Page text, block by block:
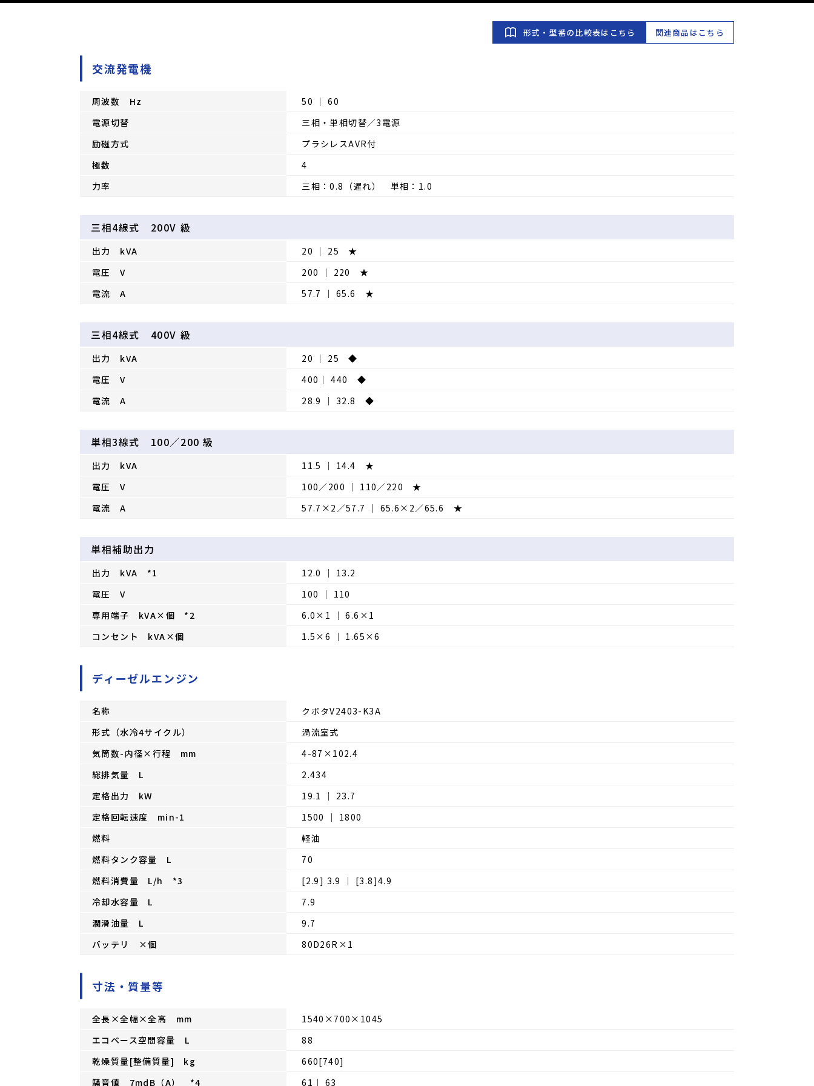
形式・型番の比較表はこちら 関連商品はこちら
交流発電機
周波数 Hz
50 │ 60
電源切替
三相・単相切替／3電源
励磁方式
プラシレスAVR付
極数
4
力率
三相：0.8（遅れ） 単相：1.0
三相4線式 200V 級
出力 kVA
20 │ 25 ★
電圧 V
200 │ 220 ★
電流 A
57.7 │ 65.6 ★
三相4線式 400V 級
出力 kVA
20 │ 25 ◆
電圧 V
400│ 440 ◆
電流 A
28.9 │ 32.8 ◆
単相3線式 100／200 級
出力 kVA
11.5 │ 14.4 ★
電圧 V
100／200 │ 110／220 ★
電流 A
57.7×2／57.7 │ 65.6×2／65.6 ★
単相補助出力
出力 kVA *1
12.0 │ 13.2
電圧 V
100 │ 110
専用端子 kVA×個 *2
6.0×1 │ 6.6×1
コンセント kVA×個
1.5×6 │ 1.65×6
ディーゼルエンジン
名称
クボタV2403-K3A
形式（水冷4サイクル）
渦流室式
気筒数-内径×行程 mm
4-87×102.4
総排気量 L
2.434
定格出力 kW
19.1 │ 23.7
定格回転速度 min-1
1500 │ 1800
燃料
軽油
燃料タンク容量 L
70
燃料消費量 L/h *3
[2.9] 3.9 │ [3.8]4.9
冷却水容量 L
7.9
潤滑油量 L
9.7
バッテリ ×個
80D26R×1
寸法・質量等
全長×全幅×全高 mm
1540×700×1045
エコベース空間容量 L
88
乾燥質量[整備質量] kg
660[740]
騒音値 7mdB（A） *4
61│ 63